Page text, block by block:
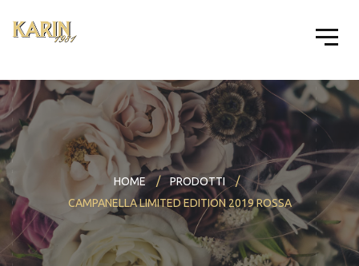
HOME
PRODOTTI
CAMPANELLA LIMITED EDITION 2019 ROSSA